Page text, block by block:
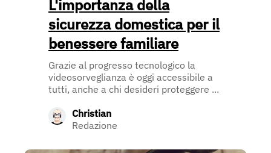
L'importanza della
sicurezza domestica per il
benessere familiare
Grazie al progresso tecnologico la
videosorveglianza è oggi accessibile a
tutti, anche a chi desideri proteggere ...
Christian
Redazione